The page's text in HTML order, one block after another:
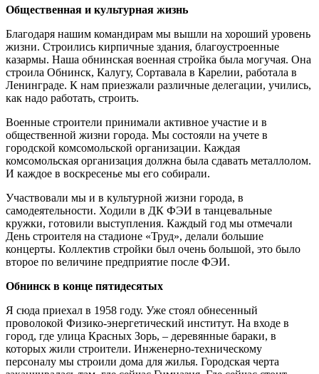
Общественная и культурная жизнь
Благодаря нашим командирам мы вышли на хороший уровень
жизни. Строились кирпичные здания, благоустроенные
казармы. Наша обнинская военная стройка была могучая. Она
строила Обнинск, Калугу, Сортавала в Карелии, работала в
Ленинграде. К нам приезжали различные делегации, учились,
как надо работать, строить.
Военные строители принимали активное участие и в
общественной жизни города. Мы состояли на учете в
городской комсомольской организации. Каждая
комсомольская организация должна была сдавать металлолом.
И каждое в воскресенье мы его собирали.
Участвовали мы и в культурной жизни города, в
самодеятельности. Ходили в ДК ФЭИ в танцевальные
кружки, готовили выступления. Каждый год мы отмечали
День строителя на стадионе «Труд», делали большие
концерты. Коллектив стройки был очень большой, это было
второе по величине предприятие после ФЭИ.
Обнинск в конце пятидесятых
Я сюда приехал в 1958 году. Уже стоял обнесенный
проволокой Физико-энергетический институт. На входе в
город, где улица Красных Зорь, – деревянные бараки, в
которых жили строители. Инженерно-техническому
персоналу мы строили дома для жилья. Городская черта